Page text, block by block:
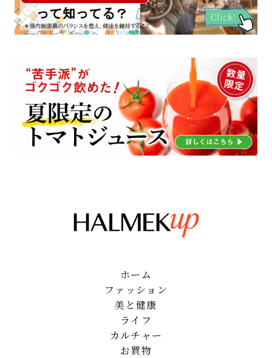
ホーム
ファッション
美と健康
ライフ
カルチャー
お買物